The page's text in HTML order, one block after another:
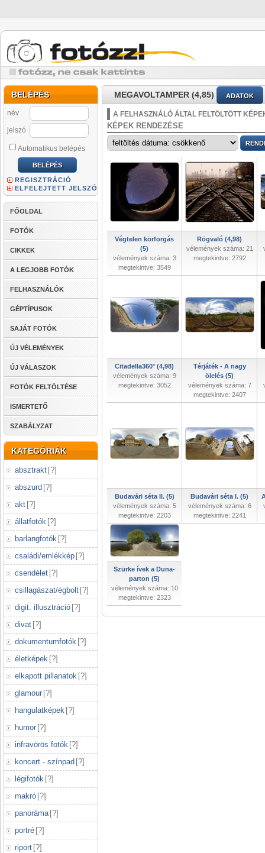
BELÉPÉS
név
jelszó
Automatikus belépés
REGISZTRÁCIÓ
ELFELEJTETT JELSZÓ
FŐOLDAL
FOTÓK
CIKKEK
A LEGJOBB FOTÓK
FELHASZNÁLÓK
GÉPTÍPUSOK
SAJÁT FOTÓK
ÚJ VÉLEMÉNYEK
ÚJ VÁLASZOK
FOTÓK FELTÖLTÉSE
ISMERTETŐ
SZABÁLYZAT
KATEGÓRIÁK
absztrakt [?]
abszurd [?]
akt [?]
állatfotók [?]
barlangfotók [?]
családi/emlékkép [?]
csendélet [?]
csillagászat/égbolt [?]
digit. illusztráció [?]
divat [?]
dokumentumfotók [?]
életképek [?]
elkapott pillanatok [?]
glamour [?]
hangulatképek [?]
humor [?]
infravörös fotók [?]
koncert - színpad [?]
légifotók [?]
makró [?]
panoráma [?]
portré [?]
riport [?]
MEGAVOLTAMPER (4,85) ADATOK
A FELHASZNÁLÓ ÁLTAL FELTÖLTÖTT
KÉPEK RENDEZÉSE
Végtelen körforgás
(5)
vélemények száma: 3
megtekintve: 3549
Rögvaló (4,98)
vélemények száma: 21
megtekintve: 2792
Citadella360° (4,98)
vélemények száma: 9
megtekintve: 3052
Térjáték - A nagy
ölelés (5)
vélemények száma: 7
megtekintve: 2407
Budavári séta II. (5)
vélemények száma: 5
megtekintve: 2203
Budavári séta I. (5)
vélemények száma: 6
megtekintve: 2241
Szürke ívek a Duna-
parton (5)
vélemények száma: 10
megtekintve: 2323